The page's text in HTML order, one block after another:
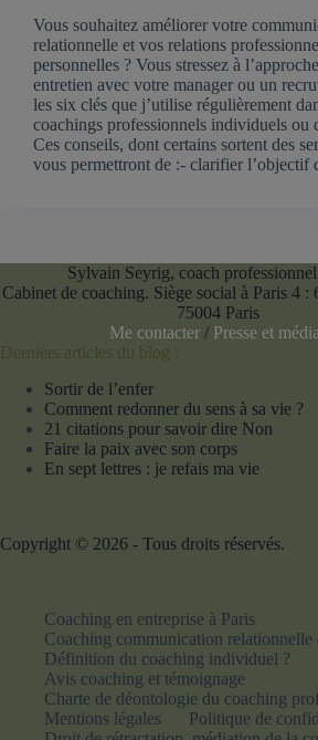
Vous souhaitez améliorer votre
relationnelle et vos relations
personnelles ? Vous stressez à
entretien avec votre manager ou un
les six clés que j’utilise régulièrement
coachings professionnels individuels ou
Ces conseils, dont certains sortent des
vous permettront de :- clarifier l’objectif
Sylvain Seyrig, coach
Cabinet de coaching. Siège social à Paris 4 :
75004 Paris
Me contacter/ Presse et
Derniers articles du blog :
Sortir de l’enfer
Comment redonner du sens à sa vie ?
21 citations pour savoir dire Non
Faire la paix avec son corps
En sept lettres : je refais ma vie
Copyright © 2026 - Tous droits réservés.
Coaching en entreprise à Paris
Coaching communication relationnelle
Définition du coaching individuel ?
Avis coaching et témoignage
Charte de déontologie du coaching
Mentions légales
Politique de